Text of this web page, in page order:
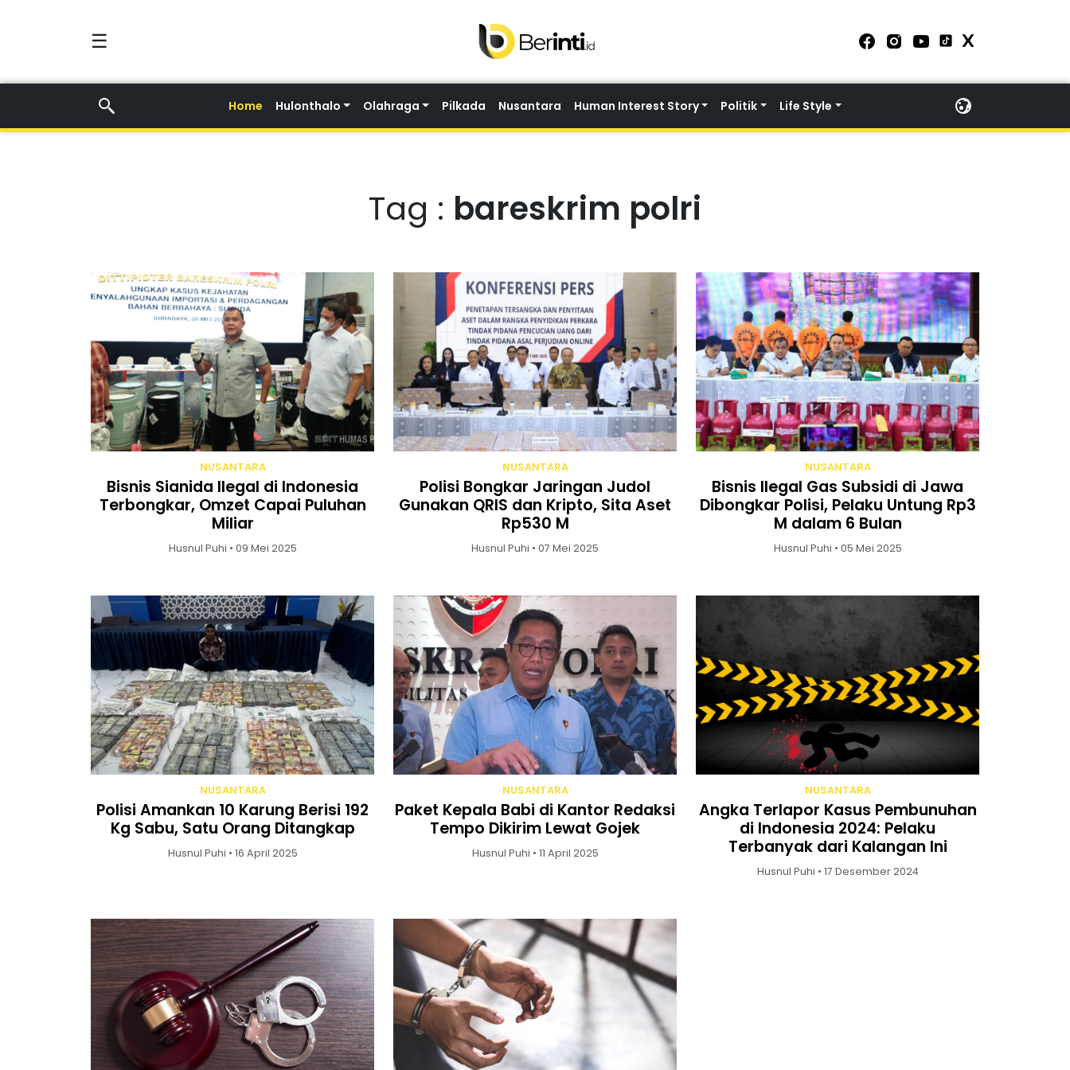
☰
Home Hulonthalo Olahraga Pilkada Nusantara Human Interest Story Politik Life Style
Tag : bareskrim polri
NUSANTARA
Bisnis Sianida Ilegal di Indonesia
Terbongkar, Omzet Capai Puluhan
Miliar
Husnul Puhi • 09 Mei 2025
NUSANTARA
Polisi Bongkar Jaringan Judol
Gunakan QRIS dan Kripto, Sita Aset
Rp530 M
Husnul Puhi • 07 Mei 2025
NUSANTARA
Bisnis Ilegal Gas Subsidi di Jawa
Dibongkar Polisi, Pelaku Untung Rp3
M dalam 6 Bulan
Husnul Puhi • 05 Mei 2025
NUSANTARA
Polisi Amankan 10 Karung Berisi 192
Kg Sabu, Satu Orang Ditangkap
Husnul Puhi • 16 April 2025
NUSANTARA
Paket Kepala Babi di Kantor Redaksi
Tempo Dikirim Lewat Gojek
Husnul Puhi • 11 April 2025
NUSANTARA
Angka Terlapor Kasus Pembunuhan
di Indonesia 2024: Pelaku
Terbanyak dari Kalangan Ini
Husnul Puhi • 17 Desember 2024